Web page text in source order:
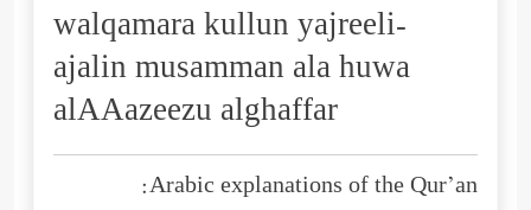
walqamara kullun yajreeli-
ajalin musamman ala huwa
alAAazeezu alghaffar
Arabic explanations of the Qur’an: